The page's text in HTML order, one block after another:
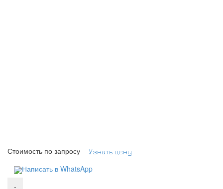
Стоимость по запросу Узнать цену
Написать в WhatsApp